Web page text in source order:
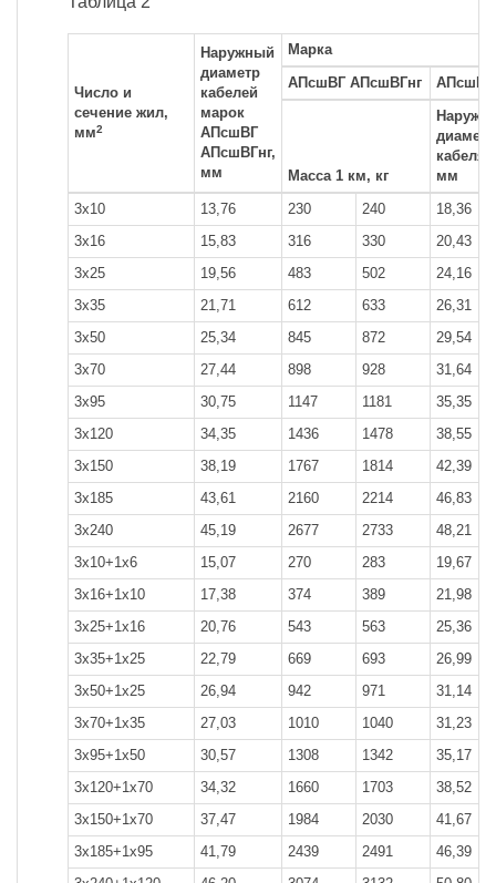
Число и
сечение жил,
мм2
Наружный
диаметр
кабелей
марок
АПсшВГ
АПсшВГнг,
мм
Марка
АПсшВГ АПсшВГнг
Масса 1 км, кг
диаметр
кабеля,
мм
3x10
13,76 230 240
18,36
3x16
15,83 316 330
20,43
3x25
19,56 483 502
24,16
3x35
21,71 612 633
26,31
3x50
25,34 845 872
29,54
3x70
27,44 898 928
31,64
3x95
30,75 1147 1181
35,35
3x120
34,35 1436 1478
38,55
3x150
38,19 1767 1814
42,39
3x185
43,61 2160 2214
46,83
3x240
45,19 2677 2733
48,21
3x10+1x6
15,07 270 283
19,67
3x16+1x10
17,38 374 389
21,98
3x25+1x16
20,76 543 563
25,36
3x35+1x25
22,79 669 693
26,99
3x50+1x25
26,94 942 971
31,14
3x70+1x35
27,03 1010 1040
31,23
3x95+1x50
30,57 1308 1342
35,17
3x120+1x70
34,32 1660 1703
38,52
3x150+1x70
37,47 1984 2030
41,67
3x185+1x95
41,79 2439 2491
46,39